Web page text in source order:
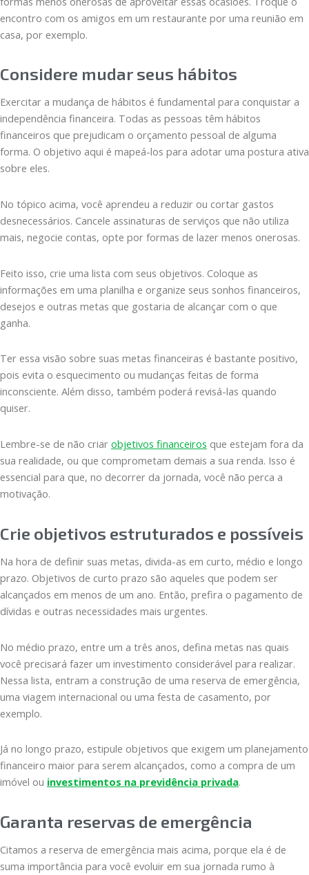
encontro com os amigos em um restaurante por uma reunião em
casa, por exemplo.
Considere mudar seus hábitos
Exercitar a mudança de hábitos é fundamental para conquistar a
independência financeira. Todas as pessoas têm hábitos
financeiros que prejudicam o orçamento pessoal de alguma
forma. O objetivo aqui é mapeá-los para adotar uma postura ativa
sobre eles.
No tópico acima, você aprendeu a reduzir ou cortar gastos
desnecessários. Cancele assinaturas de serviços que não utiliza
mais, negocie contas, opte por formas de lazer menos onerosas.
Feito isso, crie uma lista com seus objetivos. Coloque as
informações em uma planilha e organize seus sonhos financeiros,
desejos e outras metas que gostaria de alcançar com o que
ganha.
Ter essa visão sobre suas metas financeiras é bastante positivo,
pois evita o esquecimento ou mudanças feitas de forma
inconsciente. Além disso, também poderá revisá-las quando
quiser.
Lembre-se de não criar objetivos financeiros que estejam fora da
sua realidade, ou que comprometam demais a sua renda. Isso é
essencial para que, no decorrer da jornada, você não perca a
motivação.
Crie objetivos estruturados e possíveis
Na hora de definir suas metas, divida-as em curto, médio e longo
prazo. Objetivos de curto prazo são aqueles que podem ser
alcançados em menos de um ano. Então, prefira o pagamento de
dívidas e outras necessidades mais urgentes.
No médio prazo, entre um a três anos, defina metas nas quais
você precisará fazer um investimento considerável para realizar.
Nessa lista, entram a construção de uma reserva de emergência,
uma viagem internacional ou uma festa de casamento, por
exemplo.
Já no longo prazo, estipule objetivos que exigem um planejamento
financeiro maior para serem alcançados, como a compra de um
imóvel ou investimentos na previdência privada.
Garanta reservas de emergência
Citamos a reserva de emergência mais acima, porque ela é de
suma importância para você evoluir em sua jornada rumo à